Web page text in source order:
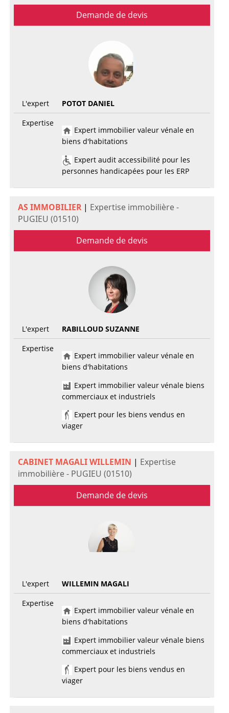
Demande de devis
L'expert
POTOT DANIEL
Expertise
Expert immobilier valeur vénale en
biens d'habitations
Expert audit accessibilité pour les
personnes handicapées pour les ERP
AS IMMOBILIER| Expertise immobilière -
PUGIEU (01510)
Demande de devis
L'expert
RABILLOUD SUZANNE
Expertise
Expert immobilier valeur vénale en
biens d'habitations
Expert immobilier valeur vénale biens
commerciaux et industriels
Expert pour les biens vendus en
viager
CABINET MAGALI WILLEMIN | Expertise
immobilière - PUGIEU (01510)
Demande de devis
L'expert
WILLEMIN MAGALI
Expertise
Expert immobilier valeur vénale en
biens d'habitations
Expert immobilier valeur vénale biens
commerciaux et industriels
Expert pour les biens vendus en
viager